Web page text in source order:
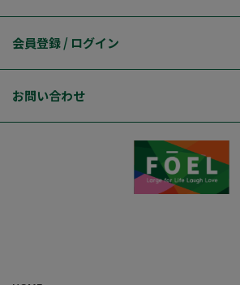
会員登録 / ログイン
お問い合わせ